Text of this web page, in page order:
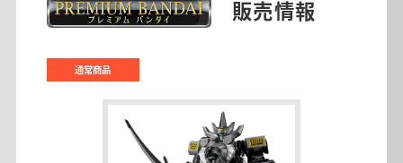
販売情報
通常商品